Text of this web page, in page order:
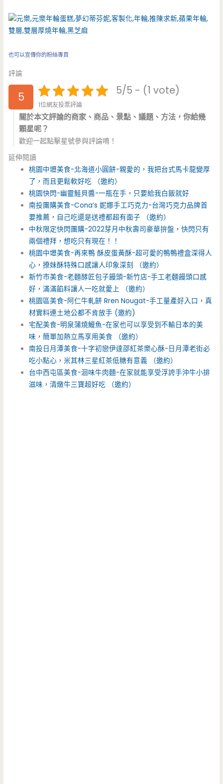
也可以宣傳你的粉絲專頁
評論
5 5/5 - (1 vote)
1位網友投票評論
關於本文評論的商家、商品、景點、議題、方法，你給幾
顆星呢？
歡迎一起點擊星號參與評論唷！
延伸閱讀
桃園中壢美食-北海道小圓餅-親愛的，我把台式馬卡龍變厚
了，而且更鬆軟好吃 （邀約）
桃園快閃-幽靈鮭貝醬-一瓶在手，只要給我白飯就好
南投團購美食-Cona’s 妮娜手工巧克力-台灣巧克力品牌首
要推薦，自己吃還是送禮都超有面子 （邀約）
中秋限定快閃團購-2022芽月中秋壽司豪華拚盤，快閃只有
兩個禮拜，想吃只有現在！！
桃園中壢美食-再來鴨 酥皮蛋黃酥-超可愛的鴨鴨禮盒深得人
心，撩妹酥特殊口感讓人印象深刻 （邀約）
新竹市美食-老麵酵匠包子饅頭-新竹店-手工老麵饅頭口感
好，滿滿餡料讓人一吃就愛上 （邀約）
桃園區美食-阿仁牛軋餅 Rren Nougat-手工量產好入口，真
材實料連土地公都不肯放手 (邀約)
宅配美食-明泉蒲燒鰻魚-在家也可以享受到不輸日本的美
味，簡單加熱立馬享用美食 （邀約）
南投日月潭美食-十字初戀伊達邵紅茶樂心酥-日月潭老街必
吃小點心，米其林三星紅茶低糖有意義 （邀約）
台中西屯區美食-洄味牛肉麵-在家就能享受浮誇手沖牛小排
滋味，清燉牛三寶超好吃 （邀約）